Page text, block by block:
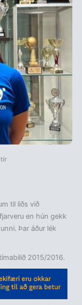
til liðs við
en hún gekk
Þar áður lék
2015/2016.